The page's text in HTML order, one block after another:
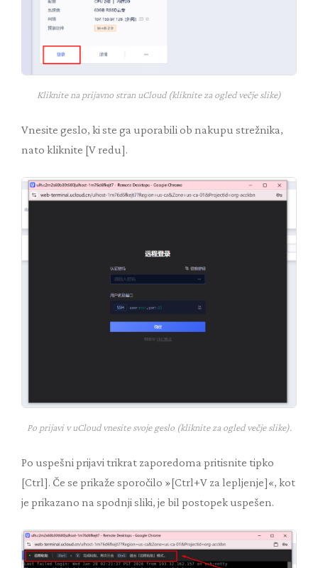
Kliknite na prijavno stran uCloud (kliknite za ogled večje slike)
Vnesite geslo, ki ste ga uporabili ob nakupu strežnika,
nato kliknite [V redu].
Po prijavi v uCloud vnesite svoje geslo (kliknite za ogled večje slike).
Po uspešni prijavi trikrat zaporedoma pritisnite tipko
[Ctrl]. Če se prikaže sporočilo »[Ctrl+V za lepljenje]«, kot
je prikazano na spodnji sliki, je bil postopek uspešen.